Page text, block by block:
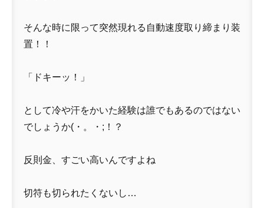
そんな時に限って突然現れる自動速度取り締まり装
置！！
「ドキーッ！」
として冷や汗をかいた経験は誰でもあるのではない
でしょうか(・。・;！？
反則金、すごい高いんですよね
切符も切られたくないし…